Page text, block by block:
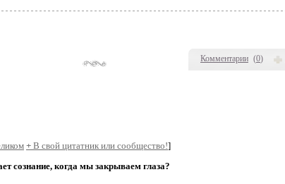
Комментарии (0)
+ В свой цитатник или сообщество!]
сознание, когда мы закрываем глаза?